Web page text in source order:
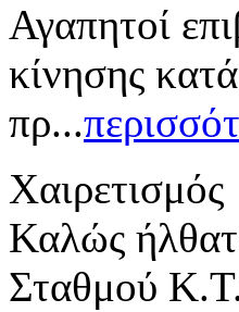
Αγαπητοί
κίνησης
πρ...
Χαιρετισμός
Καλώς
Σταθμού